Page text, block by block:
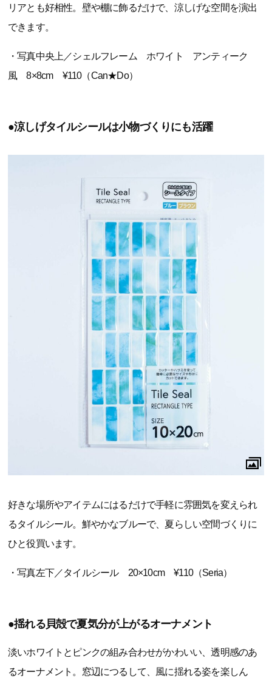
リアとも好相性。壁や棚に飾るだけで、涼しげな空間を演出
できます。
・写真中央上／シェルフレーム ホワイト アンティーク
風 8×8cm ¥110（Can★Do）
●涼しげタイルシールは小物づくりにも活躍
好きな場所やアイテムにはるだけで手軽に雰囲気を変えられ
るタイルシール。鮮やかなブルーで、夏らしい空間づくりに
ひと役買います。
・写真左下／タイルシール 20×10cm ¥110（Seria）
●揺れる貝殻で夏気分が上がるオーナメント
淡いホワイトとピンクの組み合わせがかわいい、透明感のあ
るオーナメント。窓辺につるして、風に揺れる姿を楽しん